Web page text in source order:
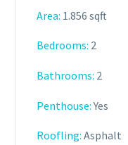
Area: 1.856 sqft
Bedrooms: 2
Bathrooms: 2
Penthouse:Yes
Roofling: Asphalt